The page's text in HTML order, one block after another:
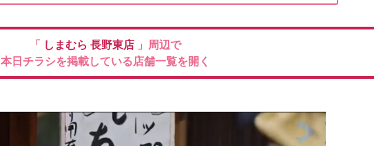
「 しまむら 長野東店 」周辺で
本日チラシを掲載している店舗一覧を開く